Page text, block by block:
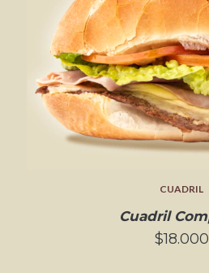
CUADRIL
Cuadril
$18.000